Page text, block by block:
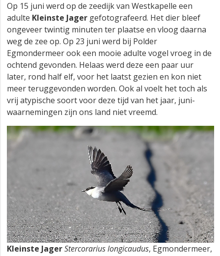
Op 15 juni werd op de zeedijk van Westkapelle een
adulte Kleinste Jager gefotografeerd. Het dier bleef
ongeveer twintig minuten ter plaatse en vloog daarna
weg de zee op. Op 23 juni werd bij Polder
Egmondermeer ook een mooie adulte vogel vroeg in de
ochtend gevonden. Helaas werd deze een paar uur
later, rond half elf, voor het laatst gezien en kon niet
meer teruggevonden worden. Ook al voelt het toch als
vrij atypische soort voor deze tijd van het jaar, juni-
waarnemingen zijn ons land niet vreemd.
Kleinste JagerStercorarius longicaudus, Egmondermeer,